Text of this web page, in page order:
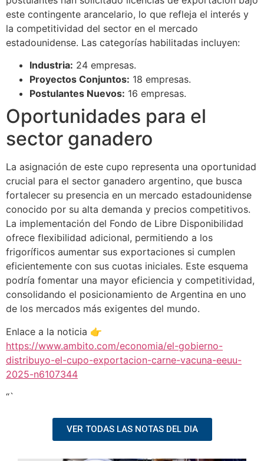
este contingente arancelario, lo que refleja el interés y
la competitividad del sector en el mercado
estadounidense. Las categorías habilitadas incluyen:
Industria: 24 empresas.
Proyectos Conjuntos: 18 empresas.
Postulantes Nuevos: 16 empresas.
Oportunidades para el
sector ganadero
La asignación de este cupo representa una oportunidad
crucial para el sector ganadero argentino, que busca
fortalecer su presencia en un mercado estadounidense
conocido por su alta demanda y precios competitivos.
La implementación del Fondo de Libre Disponibilidad
ofrece flexibilidad adicional, permitiendo a los
frigoríficos aumentar sus exportaciones si cumplen
eficientemente con sus cuotas iniciales. Este esquema
podría fomentar una mayor eficiencia y competitividad,
consolidando el posicionamiento de Argentina en uno
de los mercados más exigentes del mundo.
Enlace a la noticia 👉
https://www.ambito.com/economia/el-gobierno-
distribuyo-el-cupo-exportacion-carne-vacuna-eeuu-
2025-n6107344
“`
VER TODAS LAS NOTAS DEL DIA